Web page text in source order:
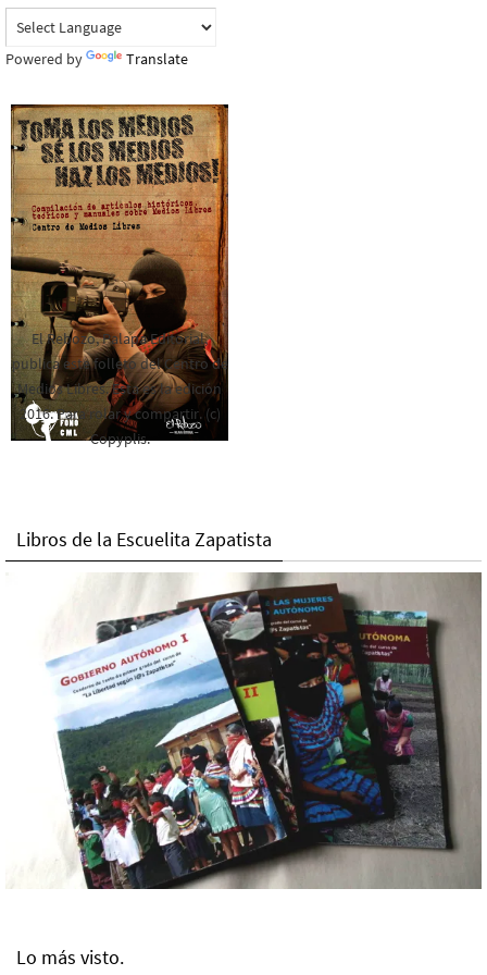
Powered by Translate
El Rebozo, Palapa Editorial,
publica este folleto del Centro de
Medios Libres. Esta es la edición
2016. Para rolar y compartir. (c)
Copyplis.
Libros de la Escuelita Zapatista
Lo más visto.